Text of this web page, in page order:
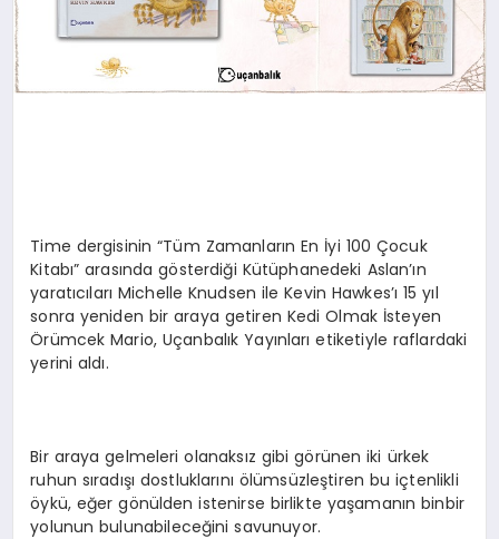
Time dergisinin “Tüm Zamanların En İyi 100 Çocuk
Kitabı” arasında gösterdiği Kütüphanedeki Aslan’ın
yaratıcıları Michelle Knudsen ile Kevin Hawkes’ı 15 yıl
sonra yeniden bir araya getiren Kedi Olmak İsteyen
Örümcek Mario, Uçanbalık Yayınları etiketiyle raflardaki
yerini aldı.
Bir araya gelmeleri olanaksız gibi görünen iki ürkek
ruhun sıradışı dostluklarını ölümsüzleştiren bu içtenlikli
öykü, eğer gönülden istenirse birlikte yaşamanın binbir
yolunun bulunabileceğini savunuyor.